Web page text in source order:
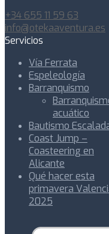
+34 655 11 59 63
info@otekaaventura.es
Servicios
Vía Ferrata
Espeleología
Barranquismo
acuático
Bautismo
Coast Jump –
Coasteering en
Alicante
Qué hacer esta
primavera
2025